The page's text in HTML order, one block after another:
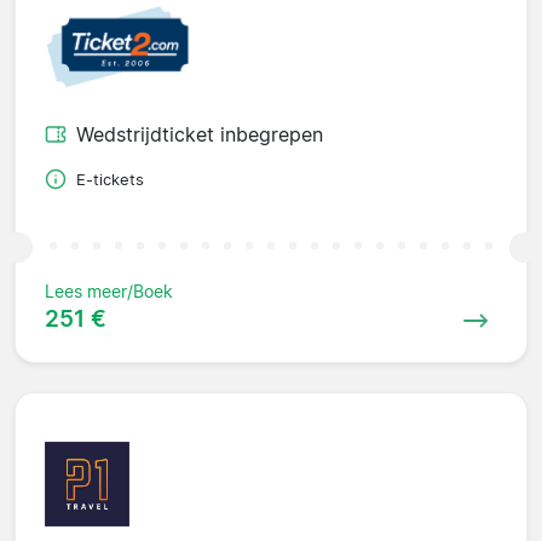
Wedstrijdticket inbegrepen
E-tickets
Lees meer/Boek
251 €